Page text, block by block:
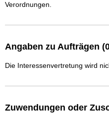
Verordnungen.
Angaben zu Aufträgen
Die Interessenvertretung wird
Zuwendungen oder